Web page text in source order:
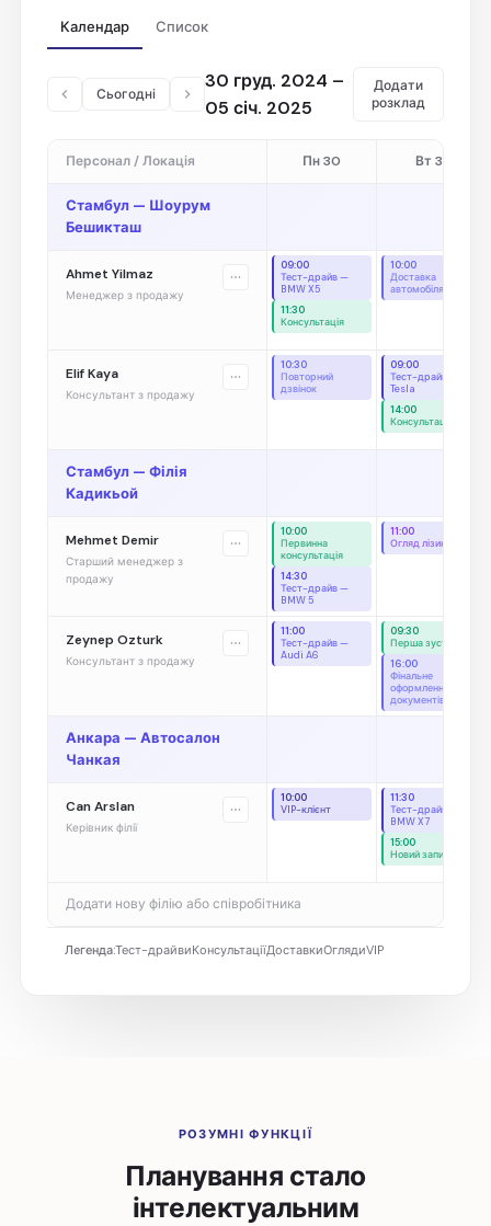
Календар Список
Сьогодні
30 груд. 2024 –
05 січ. 2025
Додати
розклад
Персонал / Локація Пн 30 Вт 31
Стамбул — Шоурум
Бешикташ
Ahmet Yilmaz
Менеджер з продажу
09:00
Тест-драйв —
BMW X5
11:30
Консультація
10:00
Доставка
автомобіля
Elif Kaya
Консультант з продажу
10:30
Повторний
дзвінок
09:00
Тест-драйв —
Tesla
14:00
Консультація
Стамбул — Філія
Кадикьой
Mehmet Demir
Старший менеджер з
продажу
10:00
Первинна
консультація
14:30
Тест-драйв —
BMW 5
11:00
Огляд лізингу
Zeynep Ozturk
Консультант з продажу
11:00
Тест-драйв —
Audi A6
09:30
Перша зустріч
16:00
Фінальне
оформлення
документів
Анкара — Автосалон
Чанкая
Can Arslan
Керівник філії
10:00
VIP-клієнт
11:30
Тест-драйв —
BMW X7
15:00
Новий запит
Додати нову філію або співробітника
Легенда:Тест-драйвиКонсультаціїДоставкиОглядиVIP
РОЗУМНІ ФУНКЦІЇ
Планування стало
інтелектуальним